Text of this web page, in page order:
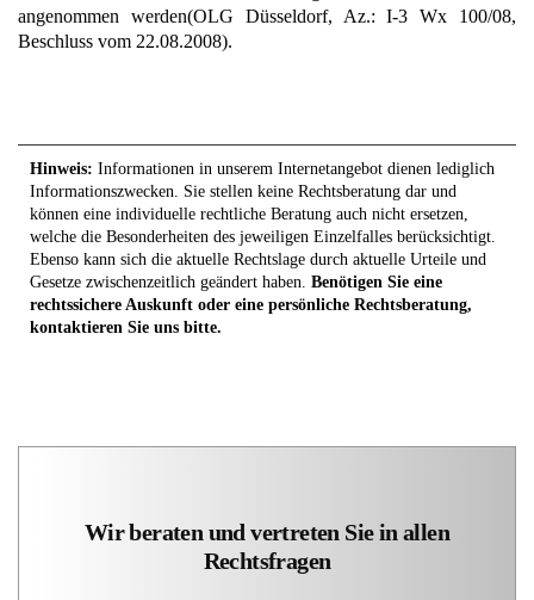
angenommen werden(OLG Düsseldorf, Az.: I-3 Wx 100/08,
Beschluss vom 22.08.2008).
Hinweis: Informationen in unserem Internetangebot dienen lediglich
Informationszwecken. Sie stellen keine Rechtsberatung dar und
können eine individuelle rechtliche Beratung auch nicht ersetzen,
welche die Besonderheiten des jeweiligen Einzelfalles berücksichtigt.
Ebenso kann sich die aktuelle Rechtslage durch aktuelle Urteile und
Gesetze zwischenzeitlich geändert haben. Benötigen Sie eine
rechtssichere Auskunft oder eine persönliche Rechtsberatung,
kontaktieren Sie uns bitte.
Wir beraten und vertreten Sie in allen
Rechtsfragen